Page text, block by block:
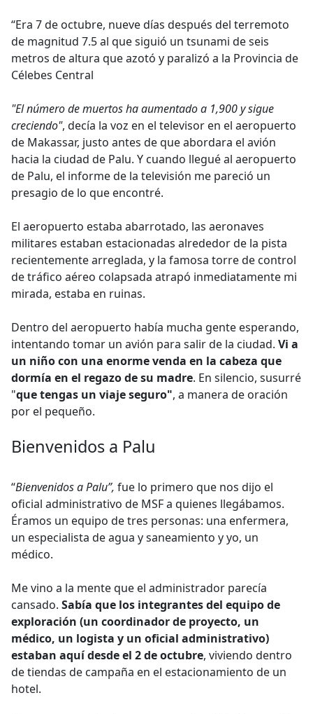
“Era 7 de octubre, nueve días después del terremoto
de magnitud 7.5 al que siguió un tsunami de seis
metros de altura que azotó y paralizó a la Provincia de
Célebes Central
"El número de muertos ha aumentado a 1,900 y sigue
creciendo", decía la voz en el televisor en el aeropuerto
de Makassar, justo antes de que abordara el avión
hacia la ciudad de Palu. Y cuando llegué al aeropuerto
de Palu, el informe de la televisión me pareció un
presagio de lo que encontré.
El aeropuerto estaba abarrotado, las aeronaves
militares estaban estacionadas alrededor de la pista
recientemente arreglada, y la famosa torre de control
de tráfico aéreo colapsada atrapó inmediatamente mi
mirada, estaba en ruinas.
Dentro del aeropuerto había mucha gente esperando,
intentando tomar un avión para salir de la ciudad. Vi a
un niño con una enorme venda en la cabeza que
dormía en el regazo de su madre. En silencio, susurré
"que tengas un viaje seguro", a manera de oración
por el pequeño.
Bienvenidos a Palu
“Bienvenidos a Palu”, fue lo primero que nos dijo el
oficial administrativo de MSF a quienes llegábamos.
Éramos un equipo de tres personas: una enfermera,
un especialista de agua y saneamiento y yo, un
médico.
Me vino a la mente que el administrador parecía
cansado. Sabía que los integrantes del equipo de
exploración (un coordinador de proyecto, un
médico, un logista y un oficial administrativo)
estaban aquí desde el 2 de octubre, viviendo dentro
de tiendas de campaña en el estacionamiento de un
hotel.